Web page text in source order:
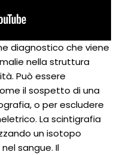
diagnostico che viene
nella struttura
Può essere
il sospetto di una
o per escludere
La scintigrafia
un isotopo
sangue. Il